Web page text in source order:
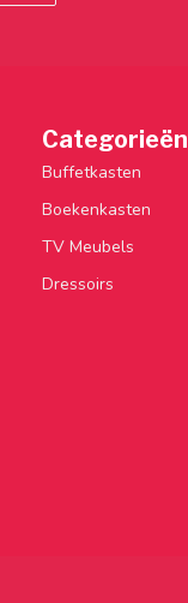
Categorieën
Buffetkasten
Boekenkasten
TV Meubels
Dressoirs